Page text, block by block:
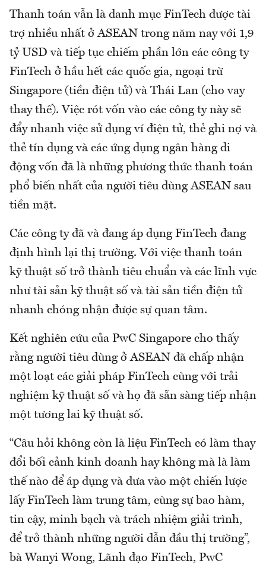
Thanh toán vẫn là danh mục FinTech được tài
trợ nhiều nhất ở ASEAN trong năm nay với 1,9
tỷ USD và tiếp tục chiếm phần lớn các công ty
FinTech ở hầu hết các quốc gia, ngoại trừ
Singapore (tiền điện tử) và Thái Lan (cho vay
thay thế). Việc rót vốn vào các công ty này sẽ
đẩy nhanh việc sử dụng ví điện tử, thẻ ghi nợ và
thẻ tín dụng và các ứng dụng ngân hàng di
động vốn đã là những phương thức thanh toán
phổ biến nhất của người tiêu dùng ASEAN sau
tiền mặt.
Các công ty đã và đang áp dụng FinTech đang
định hình lại thị trường. Với việc thanh toán
kỹ thuật số trở thành tiêu chuẩn và các lĩnh vực
như tài sản kỹ thuật số và tài sản tiền điện tử
nhanh chóng nhận được sự quan tâm.
Kết nghiên cứu của PwC Singapore cho thấy
rằng người tiêu dùng ở ASEAN đã chấp nhận
một loạt các giải pháp FinTech cùng với trải
nghiệm kỹ thuật số và họ đã sẵn sàng tiếp nhận
một tương lai kỹ thuật số.
“Câu hỏi không còn là liệu FinTech có làm thay
đổi bối cảnh kinh doanh hay không mà là làm
thế nào để áp dụng và đưa vào một chiến lược
lấy FinTech làm trung tâm, cùng sự bao hàm,
tin cậy, minh bạch và trách nhiệm giải trình,
để trở thành những người dẫn đầu thị trường”,
bà Wanyi Wong, Lãnh đạo FinTech, PwC